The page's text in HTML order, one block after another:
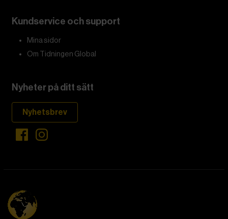
Kundservice och support
Mina sidor
Om Tidningen Global
Nyheter på ditt sätt
Nyhetsbrev